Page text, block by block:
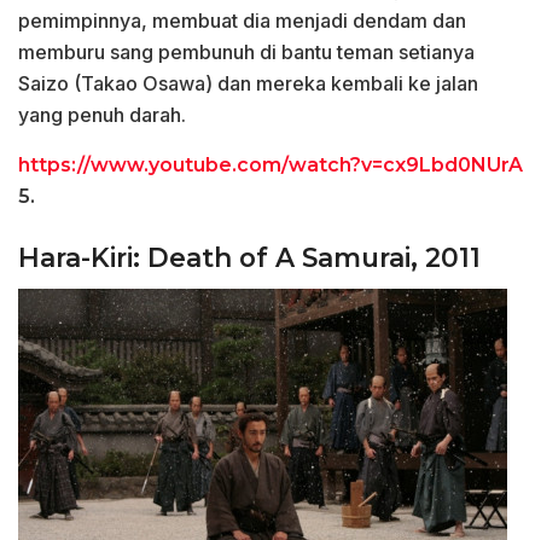
pemimpinnya, membuat dia menjadi dendam dan
memburu sang pembunuh di bantu teman setianya
Saizo (Takao Osawa) dan mereka kembali ke jalan
yang penuh darah.
https://www.youtube.com/watch?v=cx9Lbd0NUrA
5.
Hara-Kiri: Death of A Samurai, 2011